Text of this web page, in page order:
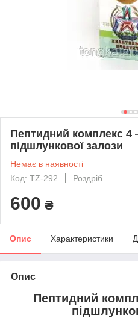
Пептидний комплекс 4
підшлункової залози
Немає в наявності
Код: TZ-292
Роздріб
600 ₴
Опис Характеристики
Опис
Пептидний